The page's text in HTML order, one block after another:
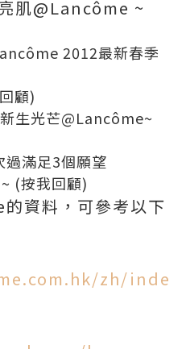
肌@Lancôme ~
2012最新春季
顧)
生光芒@Lancôme~
過滿足3個願望
(按我回顧)
資料，可參考以下
zh/inde